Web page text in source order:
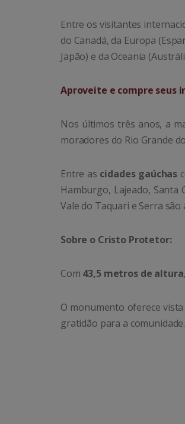
Entre os visitantes
do Canadá, da Europa
Japão) e da Oceania
Aproveite e compre seus
Nos últimos três anos, a
moradores do Rio Grande
Entre as cidades gaúchas
Hamburgo, Lajeado, Santa
Vale do Taquari e Serra são
Sobre o Cristo Protetor:
Com 43,5 metros de altura
O monumento oferece
gratidão para a comunidade.